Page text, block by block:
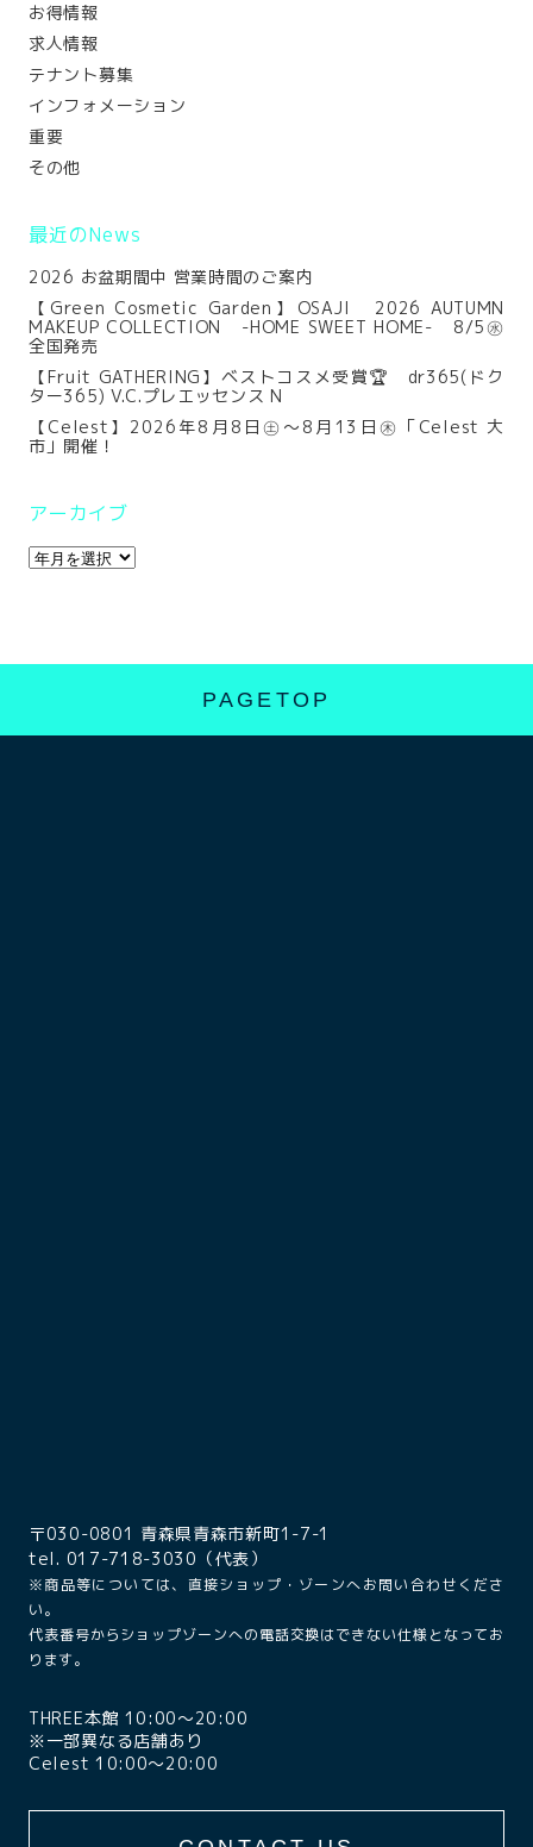
お得情報
求人情報
テナント募集
インフォメーション
重要
その他
最近のNews
2026 お盆期間中 営業時間のご案内
【Green Cosmetic Garden】OSAJI 2026 AUTUMN
MAKEUP COLLECTION -HOME SWEET HOME- 8/5㊌
全国発売
【Fruit GATHERING】ベストコスメ受賞🏆 dr365(ドク
ター365) V.C.プレエッセンス N
【Celest】2026年8月8日㊏～8月13日㊍「Celest 大
市」開催！
アーカイブ
PAGETOP
〒030-0801 青森県青森市新町1-7-1
tel. 017-718-3030（代表）
※商品等については、直接ショップ・ゾーンへお問い合わせくださ
い。
代表番号からショップゾーンへの電話交換はできない仕様となってお
ります。
THREE本館 10:00〜20:00
※一部異なる店舗あり
Celest 10:00〜20:00